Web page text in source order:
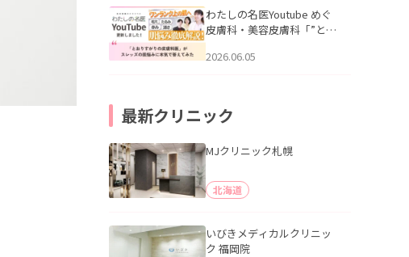
公開いたしました。
わたしの名医Youtube めぐ
皮膚科・美容皮膚科「”とお
ッズの肌悩みに本気で答え
2026.06.05
最新クリニック
MJクリニック札幌
北海道
いびきメディカルクリニッ
ク 福岡院